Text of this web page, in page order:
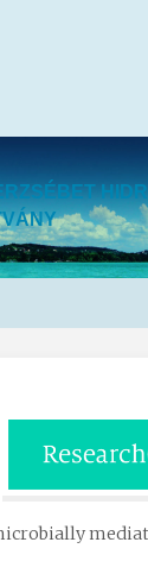
RZSÉ BET H DR
VÁNY